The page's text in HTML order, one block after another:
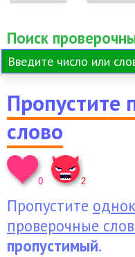
Поиск
Пропустите
слово
0 2
Пропустите
проверочные
пропустимый.